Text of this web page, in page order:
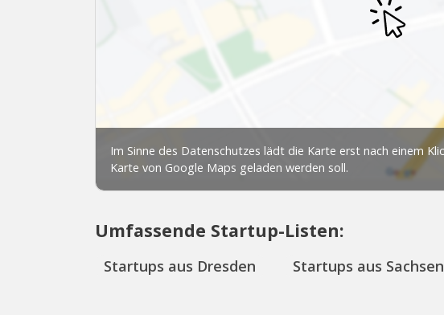
Umfassende Startup-Listen:
Startups aus Dresden Startups aus Sachsen